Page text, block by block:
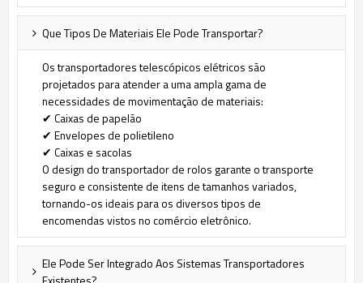
Que Tipos De Materiais Ele Pode Transportar?
Os transportadores telescópicos elétricos são
projetados para atender a uma ampla gama de
necessidades de movimentação de materiais:
✔ Caixas de papelão
✔ Envelopes de polietileno
✔ Caixas e sacolas
O design do transportador de rolos garante o transporte
seguro e consistente de itens de tamanhos variados,
tornando-os ideais para os diversos tipos de
encomendas vistos no comércio eletrônico.
Ele Pode Ser Integrado Aos Sistemas Transportadores